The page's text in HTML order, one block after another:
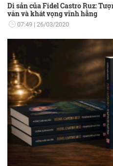
Di sản của Fidel Castro Ruz:
văn và khát vọng vĩnh hằng
07:49 26/03/2020